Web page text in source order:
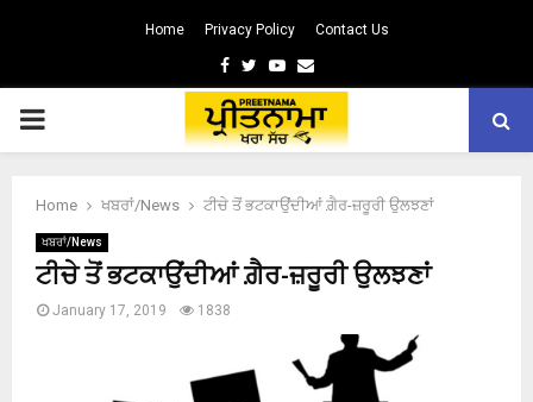
Home Privacy Policy Contact Us
Facebook
TwitterYoutube
Email
PRIMARY
Home ਖਬਰਾਂ/News ਟੀਚੇ ਤੋਂ ਭਟਕਾਉਂਦੀਆਂ ਗ਼ੈਰ-ਜ਼ਰੂਰੀ ਉਲਝਣਾਂ
ਖਬਰਾਂ/News
ਟੀਚੇ ਤੋਂ ਭਟਕਾਉਂਦੀਆਂ ਗ਼ੈਰ-ਜ਼ਰੂਰੀ ਉਲਝਣਾਂ
January 17, 2019 1838